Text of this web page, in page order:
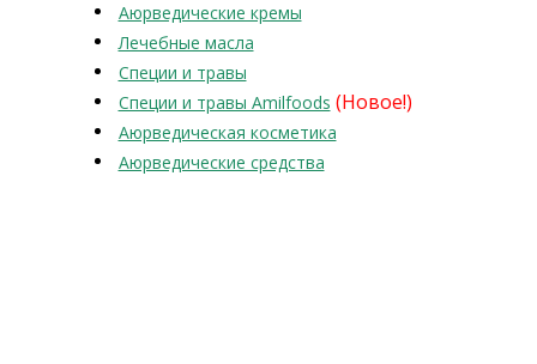
Аюрведические кремы
Лечебные масла
Специи и травы
Специи и травы Amilfoods (Новое!)
Аюрведическая косметика
Аюрведические средства